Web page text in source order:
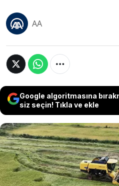
AA
Google algoritmasına
siz seçin! Tıkla ve ekle
Düzce’nin Konuralp
mutfağında da
işaret tescili alan